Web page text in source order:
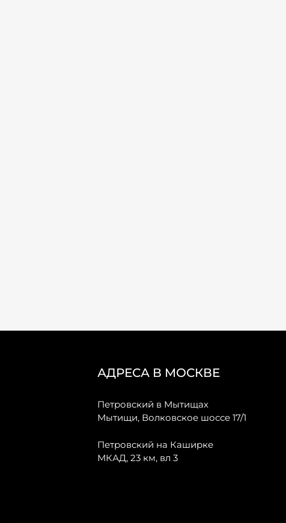
АДРЕСА В МОСКВЕ
Петровский в Мытищах
Мытищи, Волковское шоссе 17/1
Петровский на Каширке
МКАД, 23 км, вл 3